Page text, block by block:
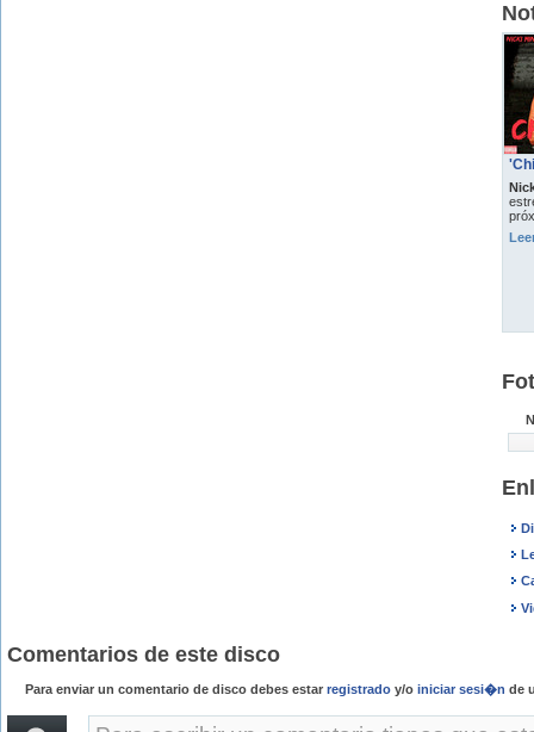
Comentarios de este disco
Para enviar un comentario de disco debes estar registrado y/o iniciar sesi�n de